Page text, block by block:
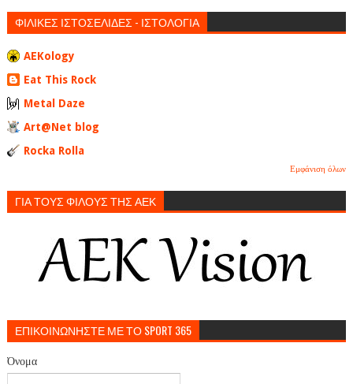
ΦΙΛΙΚΕΣ ΙΣΤΟΣΕΛΙΔΕΣ - ΙΣΤΟΛΟΓΙΑ
AEKology
Eat This Rock
Metal Daze
Art@Net blog
Rocka Rolla
Εμφάνιση όλων
ΓΙΑ ΤΟΥΣ ΦΙΛΟΥΣ ΤΗΣ ΑΕΚ
ΕΠΙΚΟΙΝΩΝΗΣΤΕ ΜΕ ΤΟ SPORT 365
Όνομα